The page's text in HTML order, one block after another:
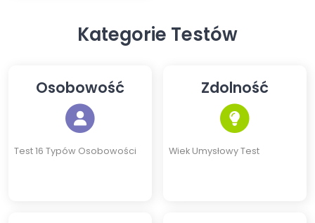
sprawdzić swój WiekKategorie Testów
Osobowość
Test 16 Typów Osobowości
Zdolność
Wiek Umysłowy Test